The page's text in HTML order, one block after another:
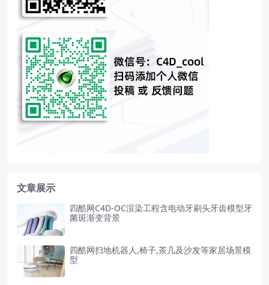
文章展示
四酷网C4D-OC渲染工程含电动牙刷头牙齿模型牙
菌斑渐变背景
四酷网扫地机器人,椅子,茶几及沙发等家居场景模
型